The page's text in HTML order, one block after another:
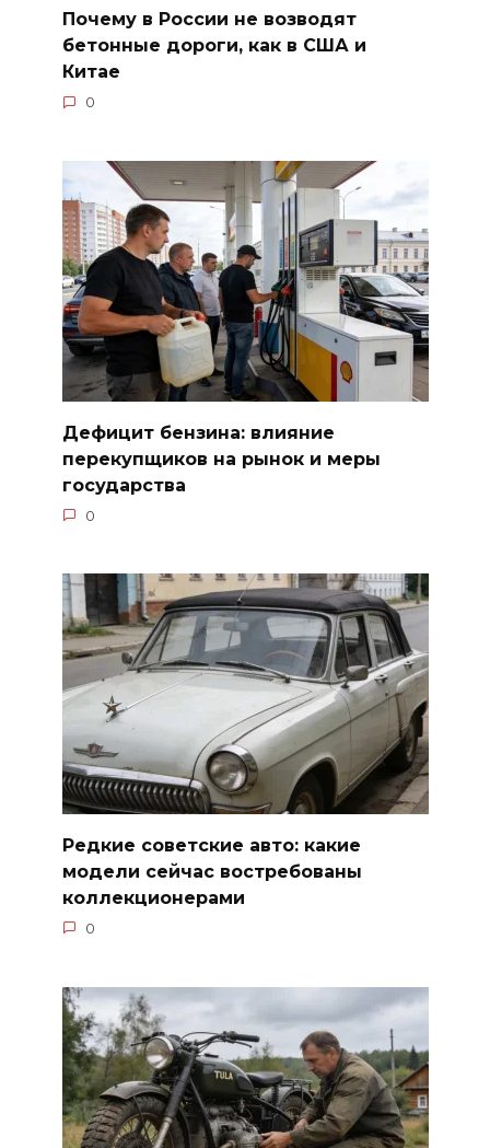
Почему в России не возводят
бетонные дороги, как в США и
Китае
0
Дефицит бензина: влияние
перекупщиков на рынок и меры
государства
0
Редкие советские авто: какие
модели сейчас востребованы
коллекционерами
0